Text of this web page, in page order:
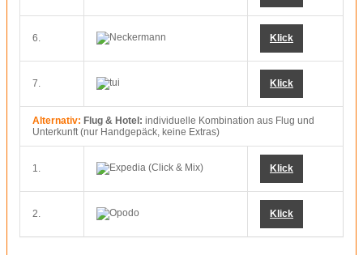
6. Klick
7. Klick
Alternativ: Flug & Hotel: individuelle Kombination aus Flug und
Unterkunft (nur Handgepäck, keine Extras)
1. Klick
2. Klick